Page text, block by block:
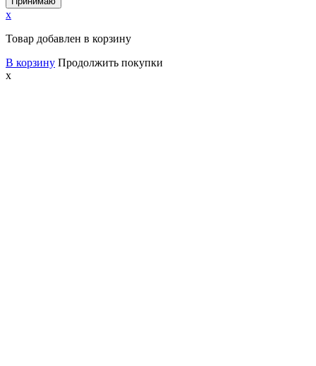
x
Товар добавлен в корзину
В корзину Продолжить покупки
x